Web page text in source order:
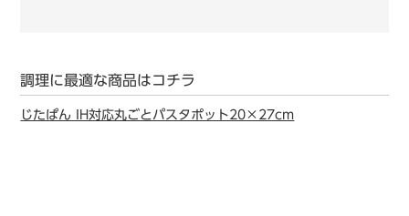
調理に最適な商品はコチラ
じたぱん IH対応丸ごとパスタポット20×27cm